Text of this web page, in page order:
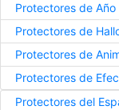
Protectores de Año
Protectores de
Protectores de
Protectores de
Protectores del